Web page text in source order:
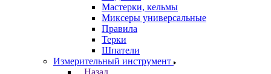
Мастерки, кельмы
Миксеры универсальные
Правила
Терки
Шпатели
Измерительный инструмент
Назад